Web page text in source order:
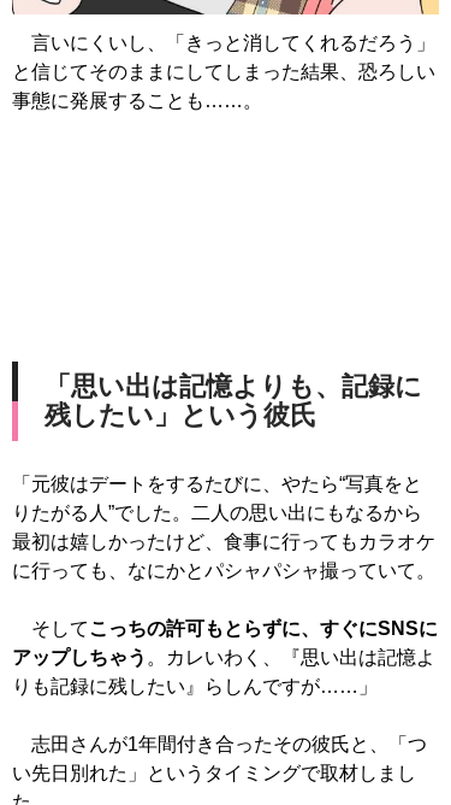
言いにくいし、「きっと消してくれるだろう」
と信じてそのままにしてしまった結果、恐ろしい
事態に発展することも……。
「思い出は記憶よりも、記録に
残したい」という彼氏
「元彼はデートをするたびに、やたら“写真をと
りたがる人”でした。二人の思い出にもなるから
最初は嬉しかったけど、食事に行ってもカラオケ
に行っても、なにかとパシャパシャ撮っていて。
そしてこっちの許可もとらずに、すぐにSNSに
アップしちゃう 。カレいわく、『思い出は記憶よ
りも記録に残したい』らしんですが……」
志田さんが1年間付き合ったその彼氏と、「つ
い先日別れた」というタイミングで取材しまし